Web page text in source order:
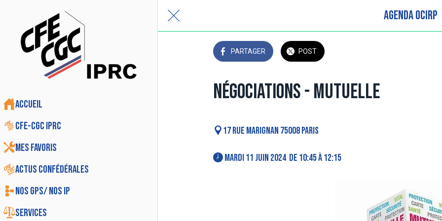
Accueil
CFE-CGC IPRC
Mes favoris
Actus Confédérales
Nos GPS/ Nos IP
Services
Agenda OCIRP
PARTAGER POST
Négociations - Mutuelle
17 rue Marignan 75008 paris
mardi 11 juin 2024  de 10:45 à 12:15